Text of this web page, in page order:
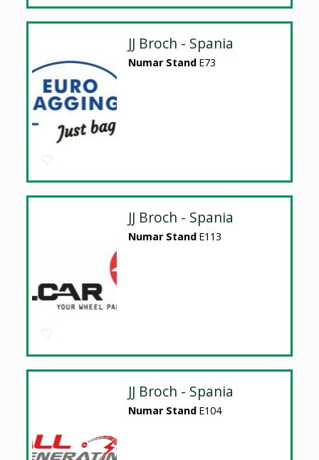
JJ Broch - Spania
Numar Stand E73
JJ Broch - Spania
Numar Stand E113
JJ Broch - Spania
Numar Stand E104